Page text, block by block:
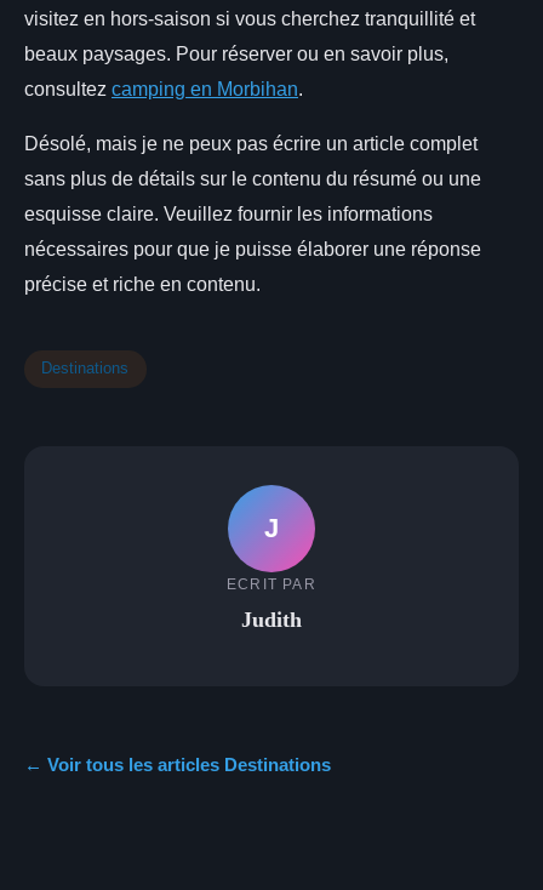
visitez en hors-saison si vous cherchez tranquillité et
beaux paysages. Pour réserver ou en savoir plus,
consultez camping en Morbihan
Désolé, mais je ne peux pas écrire un article complet
sans plus de détails sur le contenu du résumé ou une
esquisse claire. Veuillez fournir les informations
nécessaires pour que je puisse élaborer une réponse
précise et riche en contenu.
Destinations
J
ECRIT PAR
Judith
← Voir tous les articles Destinations